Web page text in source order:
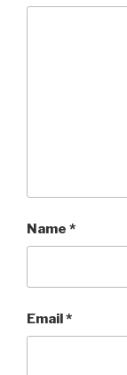
Name *
Email*